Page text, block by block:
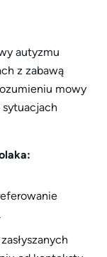
autyzmu
z zabawą
mowy